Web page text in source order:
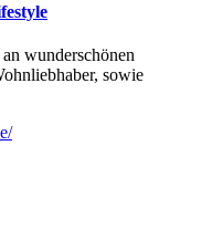
wunderschönen
sowie